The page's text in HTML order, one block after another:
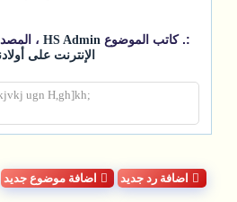
:. كاتب الموضوع HS Admin ،
الإنترنت على
;dt kjuhlg lu jHedv hgYkjvkj ugn H,gh]kh?
اضافة رد جديد اضافة موضوع جديد